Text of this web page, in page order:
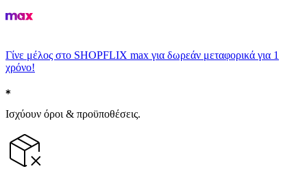
Γίνε μέλος στο SHOPFLIX max για δωρεάν μεταφορικά για 1
χρόνο!
Ισχύουν όροι & προϋποθέσεις.